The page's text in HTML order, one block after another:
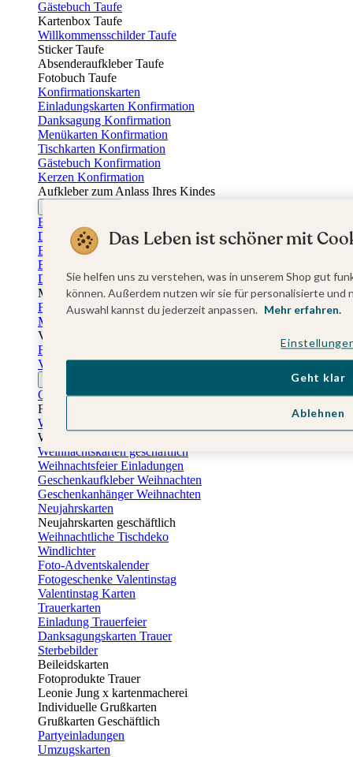
Gästebuch Taufe
Kartenbox Taufe
Willkommensschilder Taufe
Sticker Taufe
Absenderaufkleber Taufe
Fotobuch Taufe
Konfirmationskarten
Einladungskarten Konfirmation
Danksagung Konfirmation
Menükarten Konfirmation
Tischkarten Konfirmation
Gästebuch Konfirmation
Kerzen Konfirmation
Aufkleber zum Anlass Ihres Kindes
Einladungskarten Firmung
Dankeskarten Firmung
Einschulungskarten
Einladungskarten Einschulung
Danksagung Einschulung
Muttertag
Fotogeschenke Muttertag
Muttertagskarten
Vatertag
Fotogeschenke Vatertag
Vatertagskarten
Osterkarten
Fotogeschenke zu Ostern
Weihnachtskarten
Weihnachtskarten selbst gestalten
Weihnachtskarten geschäftlich
Weihnachtsfeier Einladungen
Geschenkaufkleber Weihnachten
Geschenkanhänger Weihnachten
Neujahrskarten
Neujahrskarten geschäftlich
Weihnachtliche Tischdeko
Windlichter
Foto-Adventskalender
Fotogeschenke Valentinstag
Valentinstag Karten
Trauerkarten
Einladung Trauerfeier
Danksagungskarten Trauer
Sterbebilder
Beileidskarten
Fotoprodukte Trauer
Leonie Jung x kartenmacherei
Individuelle Grußkarten
Grußkarten Geschäftlich
Partyeinladungen
Umzugskarten
Das Leben ist schöner mit
Sie helfen uns zu verstehen, was in unserem Shop gut
können. Außerdem nutzen wir sie für personalisierte
Auswahl kannst du jederzeit anpassen. Mehr erfahren.
Ablehnen
Geht klar